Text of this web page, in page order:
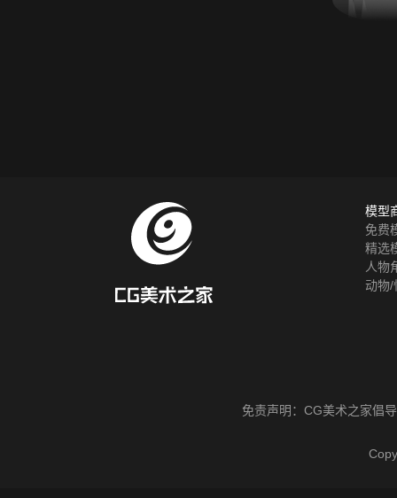
模型
免费
精选
人物
动物/
免责声明： CG美术之家倡